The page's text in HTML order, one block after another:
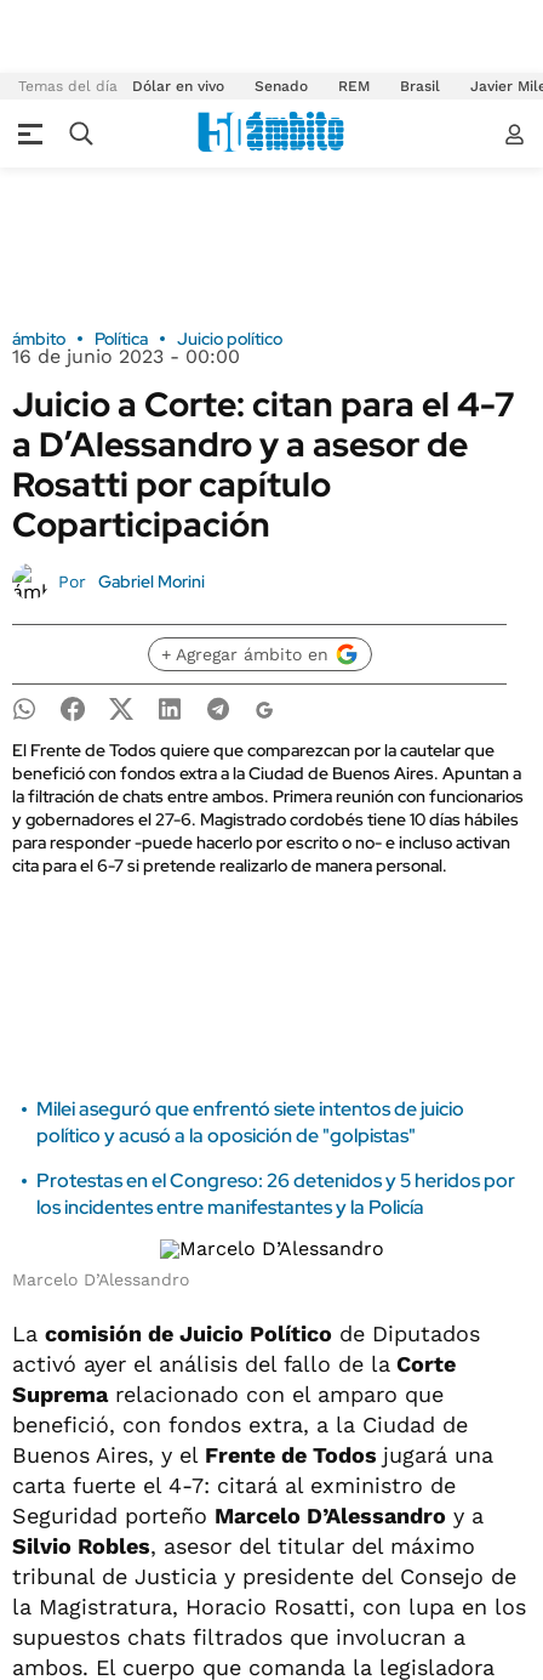
Temas del día Dólar en vivo Senado REM Brasil Javier
ámbito Política Juicio político
16 de junio 2023 - 00:00
Juicio a Corte: citan para el 4-7
a D’Alessandro y a asesor de
Rosatti por capítulo
Coparticipación
Por Gabriel Morini
+ Agregar ámbito en
El Frente de Todos quiere que comparezcan por la cautelar que
benefició con fondos extra a la Ciudad de Buenos Aires. Apuntan a
la filtración de chats entre ambos. Primera reunión con funcionarios
y gobernadores el 27-6. Magistrado cordobés tiene 10 días hábiles
para responder -puede hacerlo por escrito o no- e incluso activan
cita para el 6-7 si pretende realizarlo de manera personal.
Milei aseguró que enfrentó siete intentos de juicio
político y acusó a la oposición de "golpistas"
Protestas en el Congreso: 26 detenidos y 5 heridos por
los incidentes entre manifestantes y la Policía
Marcelo D’Alessandro
La comisión de Juicio Político de Diputados
activó ayer el análisis del fallo de la Corte
Supremarelacionado con el amparo que
benefició, con fondos extra, a la Ciudad de
Buenos Aires, y el Frente de Todos jugará una
carta fuerte el 4-7: citará al exministro de
Seguridad porteño Marcelo D’Alessandro y a
Silvio Robles, asesor del titular del máximo
tribunal de Justicia y presidente del Consejo de
la Magistratura, Horacio Rosatti, con lupa en los
supuestos chats filtrados que involucran a
ambos. El cuerpo que comanda la legisladora